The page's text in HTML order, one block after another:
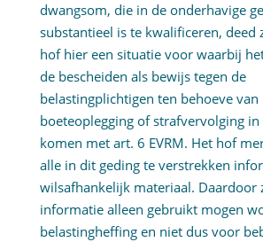
dwangsom, die in de onderhavige
substantieel is te kwalificeren, deed
hof hier een situatie voor waarbij
de bescheiden als bewijs tegen de
belastingplichtigen ten behoeve
boeteoplegging of strafvervolging
komen met art. 6 EVRM. Het hof
alle in dit geding te verstrekken
wilsafhankelijk materiaal. Daardoor
informatie alleen gebruikt mogen
belastingheffing en niet dus voor